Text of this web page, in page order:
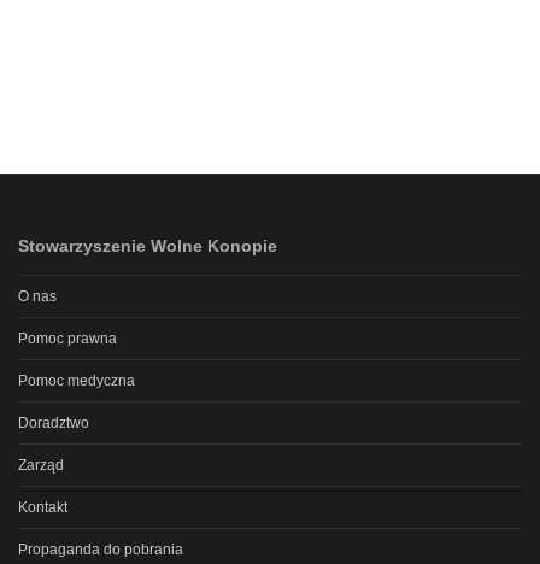
Stowarzyszenie Wolne Konopie
O nas
Pomoc prawna
Pomoc medyczna
Doradztwo
Zarząd
Kontakt
Propaganda do pobrania